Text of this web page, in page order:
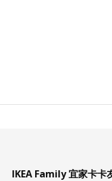
IKEA Family 宜家卡卡